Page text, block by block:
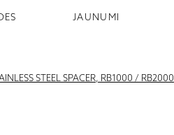
JAUNUMI
STEEL SPACER, RB1000 / RB2000